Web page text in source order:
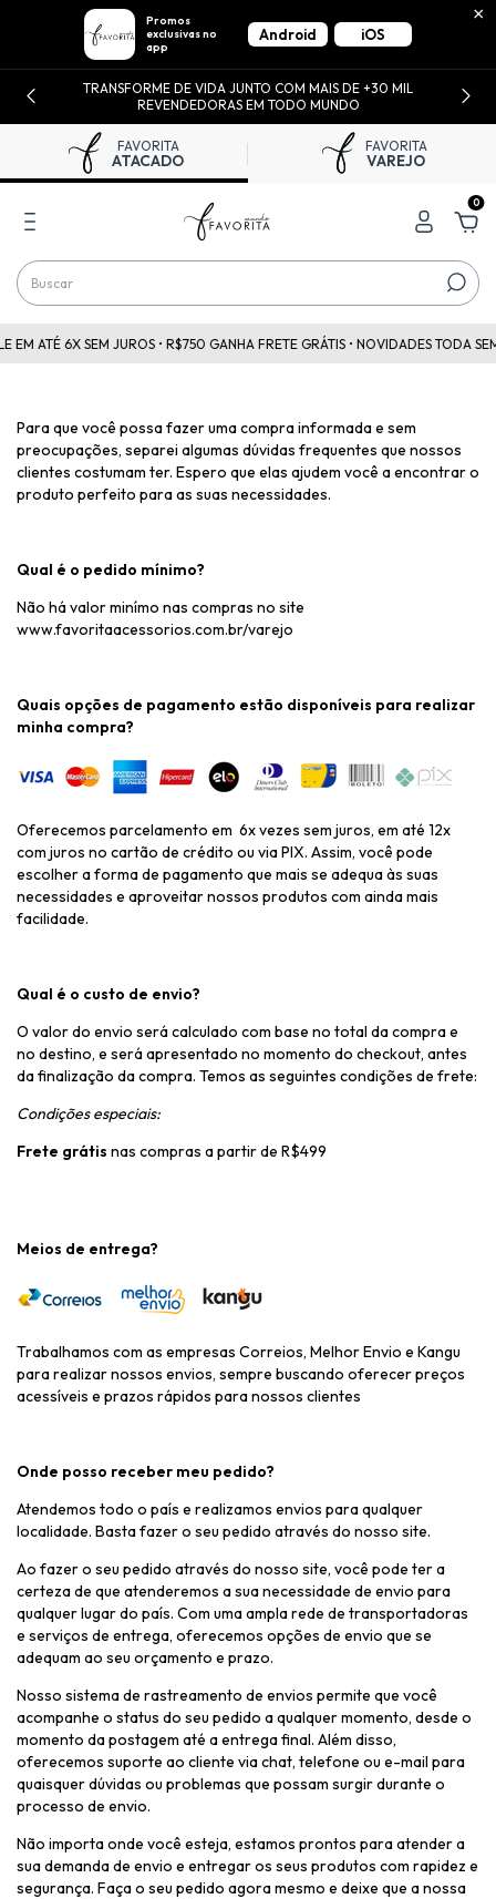
×
Promos
exclusivas no
app
Android iOS
TRANSFORME DE VIDA JUNTO COM MAIS DE +30 MIL
REVENDEDORAS EM TODO MUNDO
FAVORITA
ATACADO
FAVORITA
VAREJO
0
ATÉ 6X SEM JUROS • R$750 GANHA FRETE GRÁTIS • NOVIDADES TODA
Para que você possa fazer uma compra informada e sem
preocupações, separei algumas dúvidas frequentes que nossos
clientes costumam ter. Espero que elas ajudem você a encontrar o
produto perfeito para as suas necessidades.
Qual é o pedido mínimo?
Não há valor minímo nas compras no site
www.favoritaacessorios.com.br/varejo
Quais opções de pagamento estão disponíveis para realizar
minha compra?
Oferecemos parcelamento em 6x vezes sem juros, em até 12x
com juros no cartão de crédito ou via PIX. Assim, você pode
escolher a forma de pagamento que mais se adequa às suas
necessidades e aproveitar nossos produtos com ainda mais
facilidade.
Qual é o custo de envio?
O valor do envio será calculado com base no total da compra e
no destino, e será apresentado no momento do checkout, antes
da finalização da compra. Temos as seguintes condições de frete:
Condições especiais:
Frete grátis nas compras a partir de R$499
Meios de entrega?
Trabalhamos com as empresas Correios, Melhor Envio e Kangu
para realizar nossos envios, sempre buscando oferecer preços
acessíveis e prazos rápidos para nossos clientes
Onde posso receber meu pedido?
Atendemos todo o país e realizamos envios para qualquer
localidade. Basta fazer o seu pedido através do nosso site.
Ao fazer o seu pedido através do nosso site, você pode ter a
certeza de que atenderemos a sua necessidade de envio para
qualquer lugar do país. Com uma ampla rede de transportadoras
e serviços de entrega, oferecemos opções de envio que se
adequam ao seu orçamento e prazo.
Nosso sistema de rastreamento de envios permite que você
acompanhe o status do seu pedido a qualquer momento, desde o
momento da postagem até a entrega final. Além disso,
oferecemos suporte ao cliente via chat, telefone ou e-mail para
quaisquer dúvidas ou problemas que possam surgir durante o
processo de envio.
Não importa onde você esteja, estamos prontos para atender a
sua demanda de envio e entregar os seus produtos com rapidez e
segurança. Faça o seu pedido agora mesmo e deixe que a nossa